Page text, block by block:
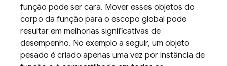
função pode ser cara. Mover esses objetos do
corpo da função para o escopo global pode
resultar em melhorias significativas de
desempenho. No exemplo a seguir, um objeto
pesado é criado apenas uma vez por instância de